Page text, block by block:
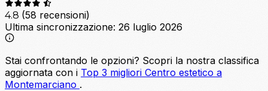
4.8 (58 recensioni)
Ultima sincronizzazione: 26 luglio 2026
Stai confrontando le opzioni? Scopri la nostra classifica
aggiornata con i Top 3 migliori Centro estetico a
Montemarciano .